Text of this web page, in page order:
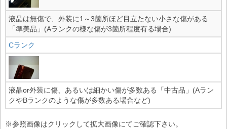
液晶は無傷で、外装に1～3箇所ほど目立たない小さな傷がある
「準美品」(Aランクの様な傷が3箇所程度有る場合)
Cランク
液晶or外装に傷、あるいは細かい傷が多数ある「中古品」(Aラン
クやBランクのような傷が多数ある場合など)
※参照画像はクリックして拡大画像にてご確認下さい。